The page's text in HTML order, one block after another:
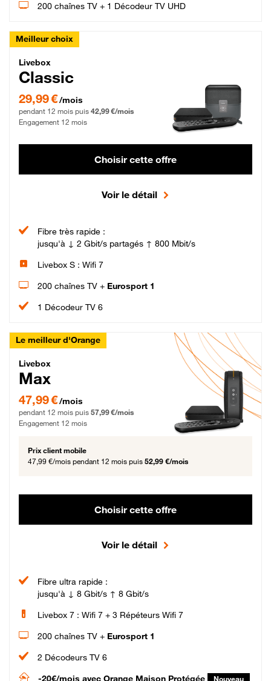
200 chaînes TV + 1 Décodeur TV UHD
Meilleur choix
Livebox Classic Fibre
Livebox
Classic
29,99 € par mois pendant 12 mois puis 42,99 € par mois, Engagement 12 mois
29,99 €/mois
pendant 12 mois puis 42,99 €/mois
Engagement 12 mois
Choisir cette offre
Voir le détail
Fibre très rapide :
jusqu'à ↓ 2 Gbit/s partagés ↑ 800 Mbit/s
Livebox S : Wifi 7
200 chaînes TV + Eurosport 1
1 Décodeur TV 6
Le meilleur d'Orange
Livebox Max Fibre
Livebox
Max
47,99 € par mois pendant 12 mois puis 57,99 € par mois, Engagement 12 mois
47,99 €/mois
pendant 12 mois puis 57,99 €/mois
Engagement 12 mois
Prix client mobile
47,99 €/mois pendant 12 mois puis 52,99 €/mois
Choisir cette offre
Voir le détail
Fibre ultra rapide :
jusqu'à ↓ 8 Gbit/s ↑ 8 Gbit/s
Livebox 7 : Wifi 7 + 3 Répéteurs Wifi 7
200 chaînes TV + Eurosport 1
2 Décodeurs TV 6
-20€/mois avec Orange Maison Protégée Nouveau